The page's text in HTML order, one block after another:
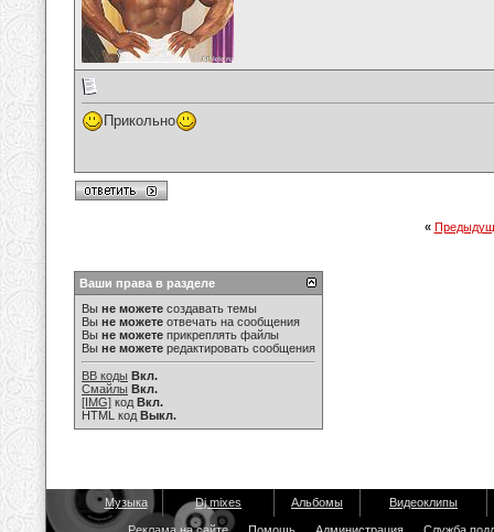
Прикольно
«
Ваши права в разделе
Вы не можете создавать темы
Вы не можете отвечать на сообщения
Вы не можете прикреплять файлы
Вы не можете редактировать сообщения
BB коды Вкл.
Смайлы Вкл.
[IMG] код Вкл.
HTML код Выкл.
Музыка Dj mixes Альбомы Видеоклипы